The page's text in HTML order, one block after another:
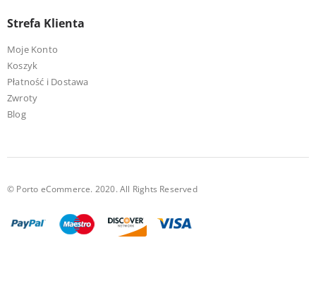
Strefa Klienta
Moje Konto
Koszyk
Płatność i Dostawa
Zwroty
Blog
© Porto eCommerce. 2020. All Rights Reserved